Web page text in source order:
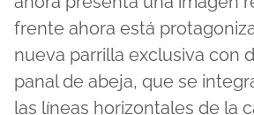
frente ahora está
nueva parrilla exclusiva con
panal de abeja, que se
las líneas horizontales de la